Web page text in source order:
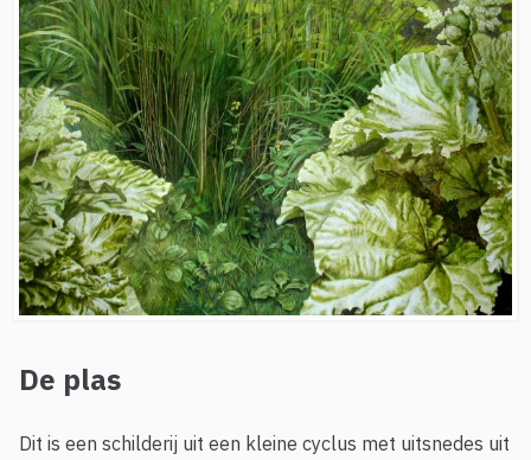
De plas
Dit is een schilderij uit een kleine cyclus met uitsnedes uit